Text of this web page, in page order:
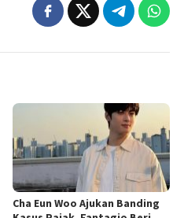
Cha Eun Woo Ajukan Banding